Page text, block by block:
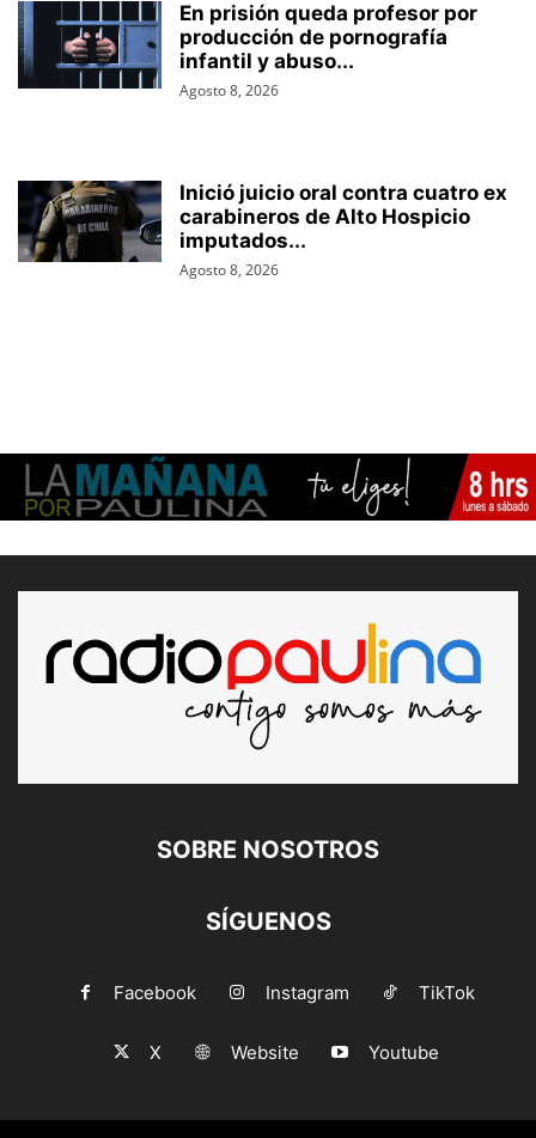
En prisión queda profesor por
producción de pornografía
infantil y abuso...
Agosto 8, 2026
Inició juicio oral contra cuatro ex
carabineros de Alto Hospicio
imputados...
Agosto 8, 2026
SOBRE NOSOTROS
SÍGUENOS
Facebook Instagram TikTok
X Website Youtube